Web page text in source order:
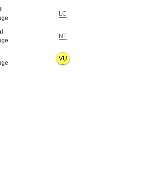
LC
NT
VU